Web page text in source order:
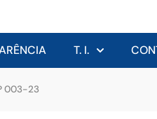
T. I.
003-23